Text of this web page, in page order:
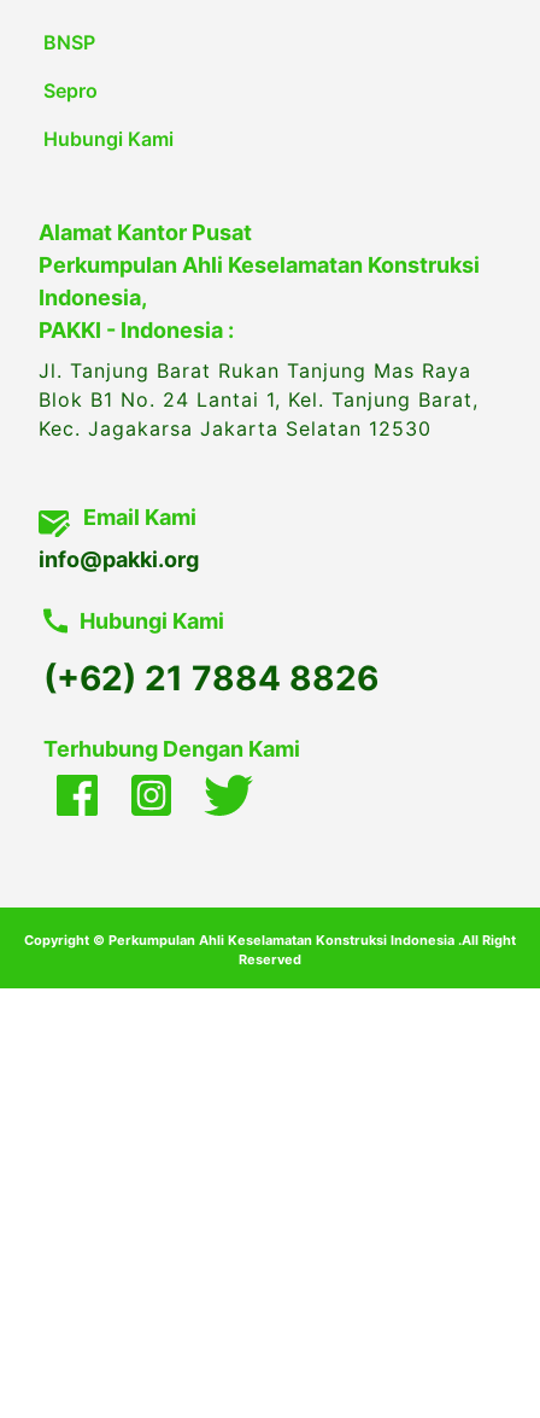
BNSP
Sepro
Hubungi Kami
Alamat Kantor Pusat
Perkumpulan Ahli Keselamatan Konstruksi
Indonesia,
PAKKI - Indonesia :
Jl. Tanjung Barat Rukan Tanjung Mas Raya
Blok B1 No. 24 Lantai 1, Kel. Tanjung Barat,
Kec. Jagakarsa Jakarta Selatan 12530
Email Kami
info@pakki.org
Hubungi Kami
(+62) 21 7884 8826
Terhubung Dengan Kami
Copyright © Perkumpulan Ahli Keselamatan Konstruksi Indonesia .All Right
Reserved